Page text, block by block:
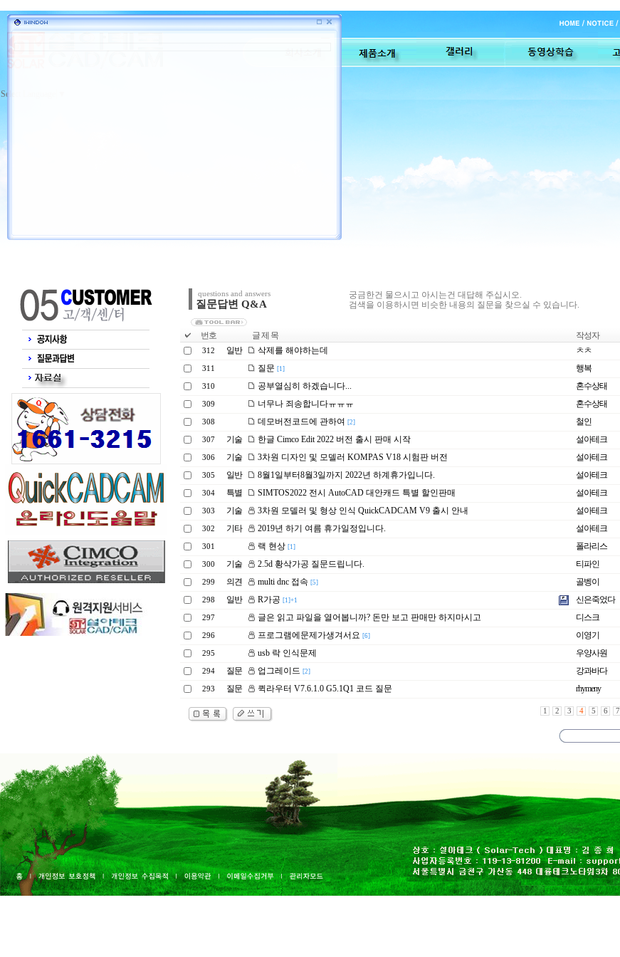
Select Language
questions and answers
질문답변 Q&A
궁금한건 물으시고 아시는건 대답해 주십시오.
검색을 이용하시면 비슷한 내용의 질문을 찾으실 수 있습니다.
번호 글 제 목 작성자
312 일반 삭제를 해야하는데 ㅊㅊ
311 질문 [1] 행복
310 공부열심히 하겠습니다... 혼수상태
309 너무나 죄송합니다ㅠㅠㅠ 혼수상태
308 데모버전코드에 관하여 [2] 철인
307 기술 한글 Cimco Edit 2022 버전 출시 판매 시작 설아테크
306 기술 3차원 디자인 및 모델러 KOMPAS V18 시험판 버전 설아테크
305 일반 8월1일부터8월3일까지 2022년 하계휴가입니다. 설아테크
304 특별 SIMTOS2022 전시 AutoCAD 대안캐드 특별 할인판매 설아테크
303 기술 3차원 모델러 및 형상 인식 QuickCADCAM V9 출시 안내 설아테크
302 기타 2019년 하기 여름 휴가일정입니다. 설아테크
301 랙 현상 [1] 폴라리스
300 기술 2.5d 황삭가공 질문드립니다. 티파인
299 의견 multi dnc 접속 [5] 골벵이
298 일반 R가공 [1]+1 신은죽었다
297 글은 읽고 파일을 열어봅니까? 돈만 보고 판매만 하지마시고 디스크
296 프로그램에문제가생겨서요 [6] 이영기
295 usb 락 인식문제 우양사원
294 질문 업그레이드 [2] 강과바다
293 질문 퀵라우터 V7.6.1.0 G5.1Q1 코드 질문 rhymeny
1 2 3 4 5 6 7